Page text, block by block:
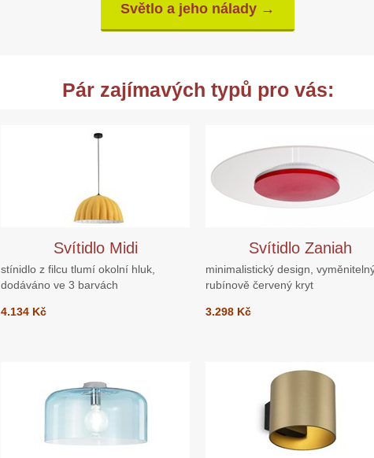
Světlo a jeho nálady →
Pár zajímavých typů pro vás:
Svítidlo Midi
stínidlo z filcu tlumí okolní hluk,
dodáváno ve 3 barvách
4.134 Kč
Svítidlo Zaniah
minimalistický design,
rubínově červený kryt
3.298 Kč